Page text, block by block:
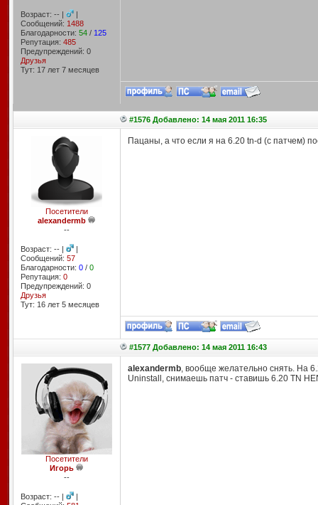
Возраст: -- |
|
Сообщений: 1488
Благодарности: 54/ 125
Репутация: 485
Предупреждений: 0
Друзья
Тут: 17 лет 7 месяцев
#1576 Добавлено: 14 мая 2011 16:35
Посетители
alexandermb
--
Возраст: -- |
|
Сообщений: 57
Благодарности: 0/ 0
Репутация: 0
Предупреждений: 0
Друзья
Тут: 16 лет 5 месяцев
Пацаны, а что если я на 6.20 tn-d (с патчем)
#1577 Добавлено: 14 мая 2011 16:43
Посетители
Игорь
--
Возраст: -- |
|
alexandermb, вообще желательно снять. На
Uninstall, снимаешь патч - ставишь 6.20 TN